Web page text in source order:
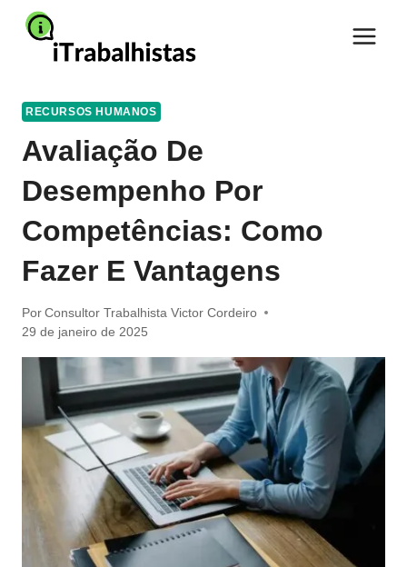
Pular
para
RECURSOS HUMANOS
Avaliação De
Desempenho Por
Competências: Como
Fazer E Vantagens
Por Consultor Trabalhista Victor Cordeiro
29 de janeiro de 2025